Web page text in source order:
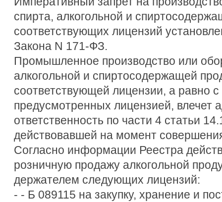
спирта, алкогольной и
соответствующих лицензий
Закона N 171-ФЗ.
Промышленное производство или
алкогольной и спиртосодержащей
соответствующей лицензии, а равно
предусмотренных лицензией, влечет
ответственность по части 4 статьи
действовавшей на момент
Согласно информации Реестра
розничную продажу алкогольной
держателем следующих лицензий:
- - Б 089115 на закупку, хранение и